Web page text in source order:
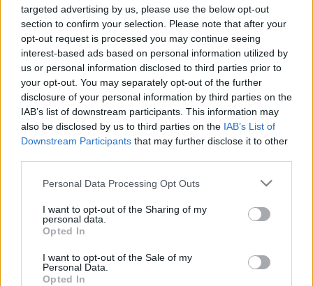
targeted advertising by us, please use the below opt-out
section to confirm your selection. Please note that after your
opt-out request is processed you may continue seeing
interest-based ads based on personal information utilized by
us or personal information disclosed to third parties prior to
your opt-out. You may separately opt-out of the further
disclosure of your personal information by third parties on the
IAB’s list of downstream participants. This information may
also be disclosed by us to third parties on the IAB’s List of
Downstream Participants that may further disclose it to other
Please note that this website/app uses one or more Google
not limited to your visit or usage behaviour. You may click to
grant or deny consent to Google and its third-party tags to
use your data for below specified purposes in below Google
consent section.
Personal Data Processing Opt Outs
I want to opt-out of the Sharing of my
personal data.
Opted In
I want to opt-out of the Sale of my
Personal Data.
Opted In
sztárjává, és aki a színpadon is elsőként alakította a
vérszomjas erdélyi gróf szerepét. Bár a pályafutása során
több mint száztíz filmet forgatott, a legmeghatározóbb
szerepe még a túlvilágra is elkísérte, ugyanis kívánsága
szerint Drakula jelmezében temették el.
EZEN A NAPON TÖRTÉNT
közismert nevén Papp Laci, háromszoros olimpiai bajnok
ökölvívónk, aki 1948-ban a londoni, 1952-ben a helsinki és
1956-ban a melbourne-i ötkarikás játékokon nyert
aranyérmet. Papp Lacit mindmáig az ökölvívás legnagyobbjai
közt tartják számon világszerte. Angyalföldön szobrot